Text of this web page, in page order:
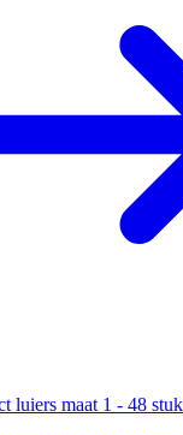
luiers maat 1 - 48